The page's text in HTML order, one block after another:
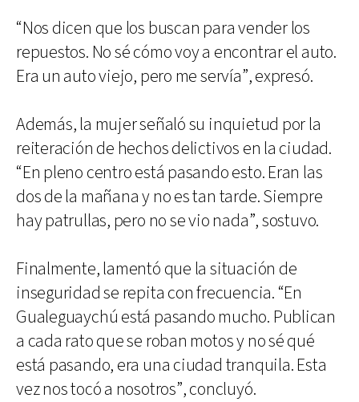
“Nos dicen que los buscan para vender los
repuestos. No sé cómo voy a encontrar el auto.
Era un auto viejo, pero me servía”, expresó.
Además, la mujer señaló su inquietud por la
reiteración de hechos delictivos en la ciudad.
“En pleno centro está pasando esto. Eran las
dos de la mañana y no es tan tarde. Siempre
hay patrullas, pero no se vio nada”, sostuvo.
Finalmente, lamentó que la situación de
inseguridad se repita con frecuencia. “En
Gualeguaychú está pasando mucho. Publican
a cada rato que se roban motos y no sé qué
está pasando, era una ciudad tranquila. Esta
vez nos tocó a nosotros”, concluyó.